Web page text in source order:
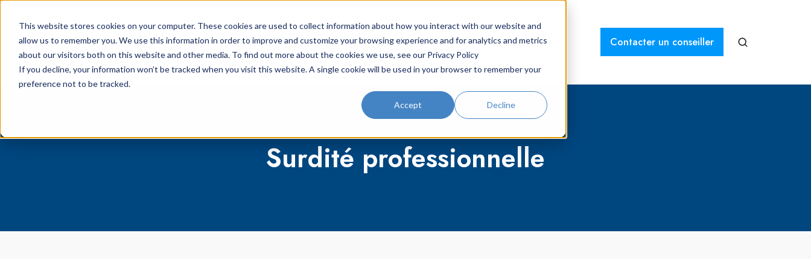
This website stores cookies on your computer. These cookies are used to collect information about how you interact with our website and
allow us to remember you. We use this information in order to improve and customize your browsing experience and for analytics and metrics
about our visitors both on this website and other media. To find out more about the cookies we use, see our Privacy Policy
If you decline, your information won’t be tracked when you visit this website. A single cookie will be used in your browser to remember your
preference not to be tracked.
Accept Decline
Programme de prévention Solutions Ressources Contacter un conseiller
Surdité professionnelle